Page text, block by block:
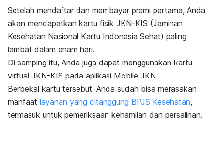
Setelah mendaftar dan membayar premi pertama, Anda
akan mendapatkan kartu fisik JKN-KIS (Jaminan
Kesehatan Nasional Kartu Indonesia Sehat) paling
lambat dalam enam hari.
Di samping itu, Anda juga dapat menggunakan kartu
virtual JKN-KIS pada aplikasi Mobile JKN.
Berbekal kartu tersebut, Anda sudah bisa merasakan
manfaat layanan yang ditanggung BPJS Kesehatan,
termasuk untuk pemeriksaan kehamilan dan persalinan.